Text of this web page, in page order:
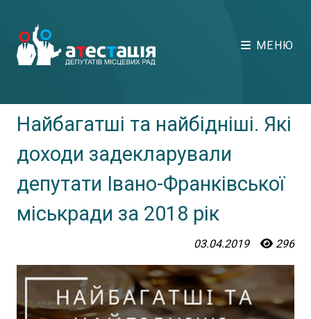
МЕНЮ
Найбагатші та найбідніші. Які
доходи задекларували
депутати Івано-Франківської
міськради за 2018 рік
03.04.2019 296